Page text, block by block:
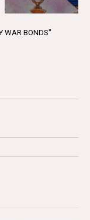
WAR BONDS"